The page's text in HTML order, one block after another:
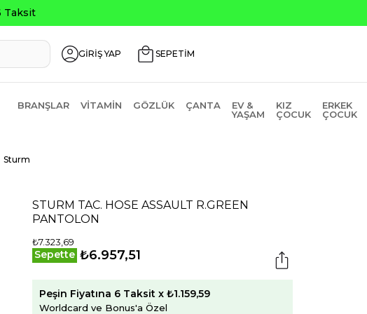
GİRİŞ YAP SEPETİM
BRANŞLAR VITAMIN GÖZLÜK ÇANTA
EV &
YAŞAM
KIZ
ÇOCUK
ERKEK
ÇOCUK
Sturm
STURM TAC. HOSE ASSAULT R.GREEN
PANTOLON
₺7.323,69
Sepette ₺6.957,51
Peşin Fiyatına 6 Taksit x ₺1.159,59
Worldcard ve Bonus'a Özel